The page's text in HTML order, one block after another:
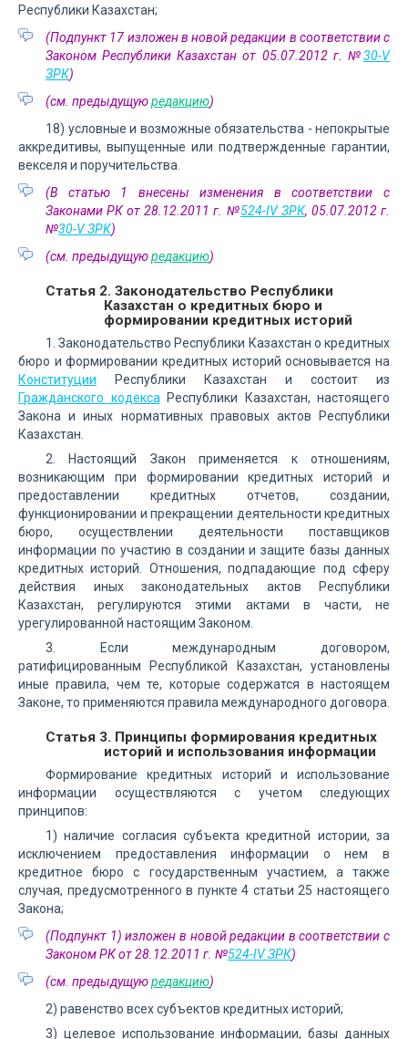
Республики Казахстан;
(Подпункт 17 изложен в новой редакции в соответствии с
Законом Республики Казахстан от 05.07.2012 г. №30-V
ЗРК)
(см. предыдущуюредакцию)
18) условные и возможные обязательства - непокрытые
аккредитивы, выпущенные или подтвержденные гарантии,
векселя и поручительства.
(В статью 1 внесены изменения в соответствии с
Законами РК от 28.12.2011 г. №524-IV ЗРК, 05.07.2012 г.
№30-V ЗРК)
(см. предыдущуюредакцию)
Статья 2. Законодательство Республики
Казахстан о кредитных бюро и
формировании кредитных историй
1. Законодательство Республики Казахстан о кредитных
бюро и формировании кредитных историй основывается на
Конституции Республики Казахстан и состоит из
Гражданского кодекса Республики Казахстан, настоящего
Закона и иных нормативных правовых актов Республики
Казахстан.
2. Настоящий Закон применяется к отношениям,
возникающим при формировании кредитных историй и
предоставлении кредитных отчетов, создании,
функционировании и прекращении деятельности кредитных
бюро, осуществлении деятельности поставщиков
информации по участию в создании и защите базы данных
кредитных историй. Отношения, подпадающие под сферу
действия иных законодательных актов Республики
Казахстан, регулируются этими актами в части, не
урегулированной настоящим Законом.
3. Если международным договором,
ратифицированным Республикой Казахстан, установлены
иные правила, чем те, которые содержатся в настоящем
Законе, то применяются правила международного договора.
Статья 3. Принципы формирования кредитных
историй и использования информации
Формирование кредитных историй и использование
информации осуществляются с учетом следующих
принципов:
1) наличие согласия субъекта кредитной истории, за
исключением предоставления информации о нем в
кредитное бюро с государственным участием, а также
случая, предусмотренного в пункте 4 статьи 25 настоящего
Закона;
(Подпункт 1) изложен в новой редакции в соответствии с
Законом РК от 28.12.2011 г. №524-IV ЗРК)
(см. предыдущуюредакцию)
2) равенство всех субъектов кредитных историй;
3) целевое использование информации, базы данных